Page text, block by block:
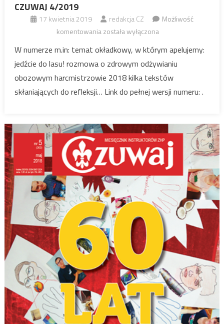
CZUWAJ 4/2019
17 kwietnia 2019 redakcja CZ
Możliwość
komentowaniaCZUWAJ
została wyłączona
W numerze m.in: temat okładkowy, w którym apelujemy:
jedźcie do lasu! rozmowa o zdrowym odżywianiu
obozowym harcmistrzowie 2018 kilka tekstów
skłaniających do refleksji… Link do pełnej wersji numeru: .